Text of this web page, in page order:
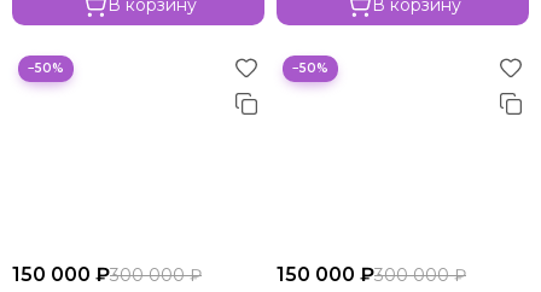
В корзину
В корзину
−50%
150 000 ₽300 000 ₽
−50%
150 000 ₽300 000 ₽